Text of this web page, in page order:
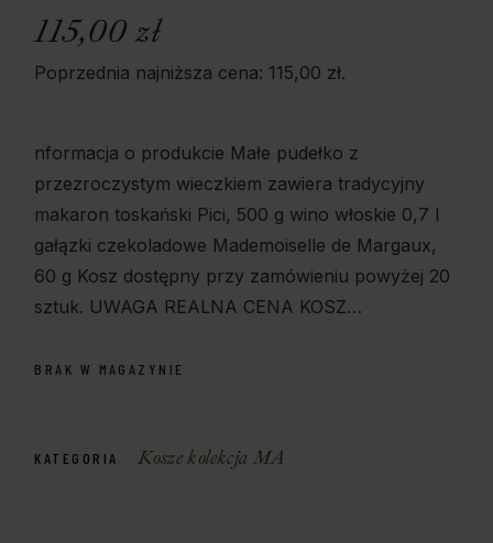
115,00zł
Poprzednia najniższa cena: 115,00 zł.
nformacja o produkcie Małe pudełko z
przezroczystym wieczkiem zawiera tradycyjny
makaron toskański Pici, 500 g wino włoskie 0,7 l
gałązki czekoladowe Mademoiselle de Margaux,
60 g Kosz dostępny przy zamówieniu powyżej 20
sztuk. UWAGA REALNA CENA KOSZ…
BRAK W MAGAZYNIE
KATEGORIA Kosze kolekcja MA